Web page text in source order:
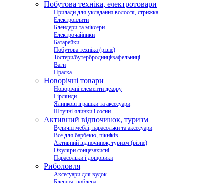
Побутова техніка, електротовари
Прилади для укладання волосся, стрижка
Електроплити
Блендери та міксери
Електрочайники
Батарейки
Побутова техніка (різне)
Тостери/бутербродниці/вафельниці
Ваги
Праска
Новорічні товари
Новорічні елементи декору
Гірлянди
Ялинкові іграшки та аксесуари
Штучні ялинки і сосни
Активний відпочинок, туризм
Вуличні меблі, парасольки та аксесуари
Все для барбекю, пікніків
Активний відпочинок, туризм (різне)
Окуляри сонцезахисні
Парасольки і дощовики
Риболовля
Аксесуари для вудок
Блешня, воблера